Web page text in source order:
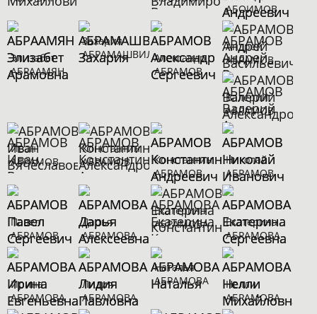
АБОИМОВ
Элизабет
АБРААМЯН
Захария
АБРАМАШВИЛИАлександр
АБРАМОВ
Андрей
АБРАМОВ
Валерий
АБРАМОВ
Иван
АБРАМОВ
Константин
АБРАМОВ
Константин
АБРАМОВ
Николай
АБРАМОВ
Павел
АБРАМОВ
Дарья
АБРАМОВА
Екатерина
АБРАМОВА
Екатерина
АБРАМОВА
Ирина
АБРАМОВА
Лидия
АБРАМОВА
Наталья
АБРАМОВА
Нелли
АБРАМОВА